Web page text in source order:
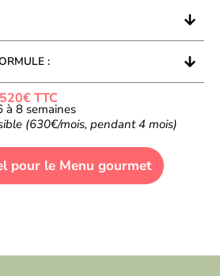
:
TTC
à 8 semaines
(630€/mois, pendant 4 mois)
pour le Menu gourmet